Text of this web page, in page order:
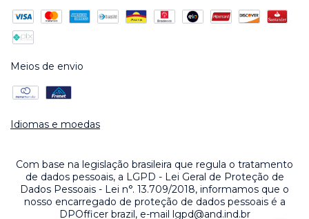
Meios de envio
Idiomas e moedas
Com base na legislação brasileira que regula o tratamento
de dados pessoais, a LGPD - Lei Geral de Proteção de
Dados Pessoais - Lei n°. 13.709/2018, informamos que o
nosso encarregado de proteção de dados pessoais é a
DPOfficer brazil, e-mail lgpd@and.ind.br